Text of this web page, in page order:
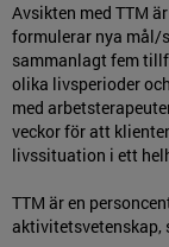
Avsikten med TTM
formulerar nya
sammanlagt fem
olika livsperioder
med
veckor för att
livssituation i ett
TTM är en
aktivitetsvetenskap,